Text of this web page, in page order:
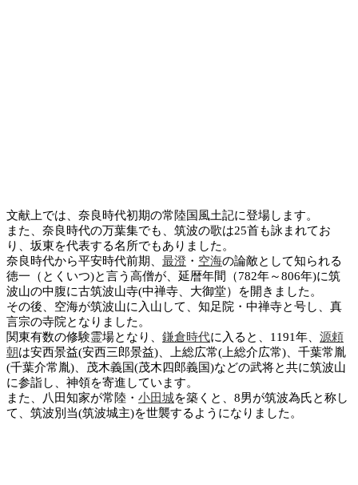
文献上では、奈良時代初期の常陸国風土記に登場します。
また、奈良時代の万葉集でも、筑波の歌は25首も詠まれてお
り、坂東を代表する名所でもありました。
奈良時代から平安時代前期、 最澄 ・ 空海の論敵として知られる
徳一（とくいつ)と言う高僧が、延暦年間（782年～806年)に筑
波山の中腹に古筑波山寺(中禅寺、大御堂）を開きました。
その後、空海が筑波山に入山して、知足院・中禅寺と号し、真
言宗の寺院となりました。
関東有数の修験霊場となり、 鎌倉時代に入ると、1191年、 源頼
朝は安西景益(安西三郎景益)、上総広常(上総介広常)、千葉常胤
(千葉介常胤)、茂木義国(茂木四郎義国)などの武将と共に筑波山
に参詣し、神領を寄進しています。
また、八田知家が常陸・ 小田城を築くと、8男が筑波為氏と称し
て、筑波別当(筑波城主)を世襲するようになりました。